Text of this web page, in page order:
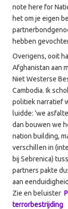
note here for
het om je eigen
hebben
Overigens, ooit
Afghanistan aan
Niet Westerse
Cambodia. Ik
politiek narratief
luidde: 'we
dan bouwen we
nation building,
verschillen in
bij Sebrenica)
partners pakte
aan
Zie en beluister
terrorbestrijding